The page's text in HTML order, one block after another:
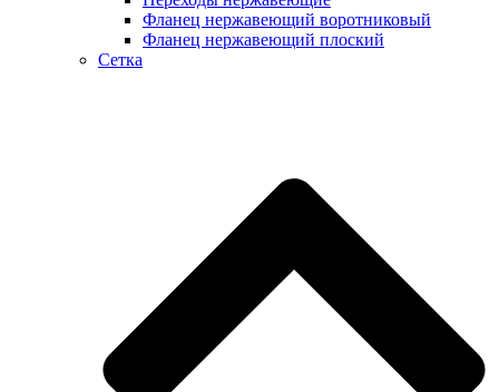
Фланец нержавеющий воротниковый
Фланец нержавеющий плоский
Сетка